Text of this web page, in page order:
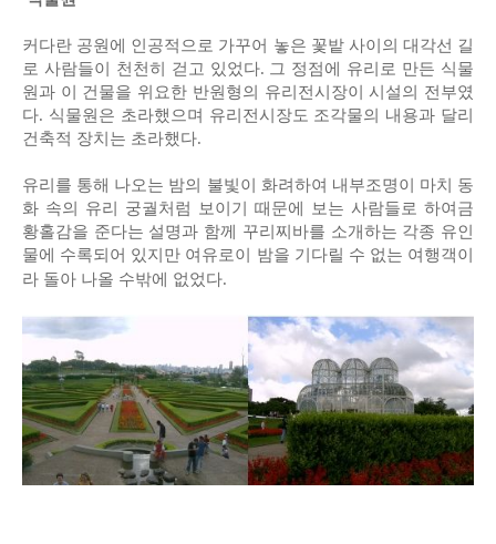
커다란 공원에 인공적으로 가꾸어 놓은 꽃밭 사이의 대각선 길
로 사람들이 천천히 걷고 있었다. 그 정점에 유리로 만든 식물
원과 이 건물을 위요한 반원형의 유리전시장이 시설의 전부였
다. 식물원은 초라했으며 유리전시장도 조각물의 내용과 달리
건축적 장치는 초라했다.
유리를 통해 나오는 밤의 불빛이 화려하여 내부조명이 마치 동
화 속의 유리 궁궐처럼 보이기 때문에 보는 사람들로 하여금
황홀감을 준다는 설명과 함께 꾸리찌바를 소개하는 각종 유인
물에 수록되어 있지만 여유로이 밤을 기다릴 수 없는 여행객이
라 돌아 나올 수밖에 없었다.